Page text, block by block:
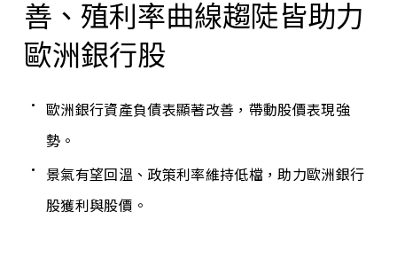
善、殖利率曲線趨陡皆助力
歐洲銀行股
歐洲銀行資產負債表顯著改善，帶動股價表現強
勢。
景氣有望回溫、政策利率維持低檔，助力歐洲銀行
股獲利與股價。